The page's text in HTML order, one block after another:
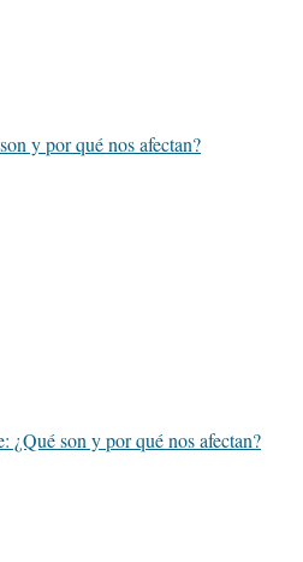
y por qué nos afectan?
¿Qué son y por qué nos afectan?